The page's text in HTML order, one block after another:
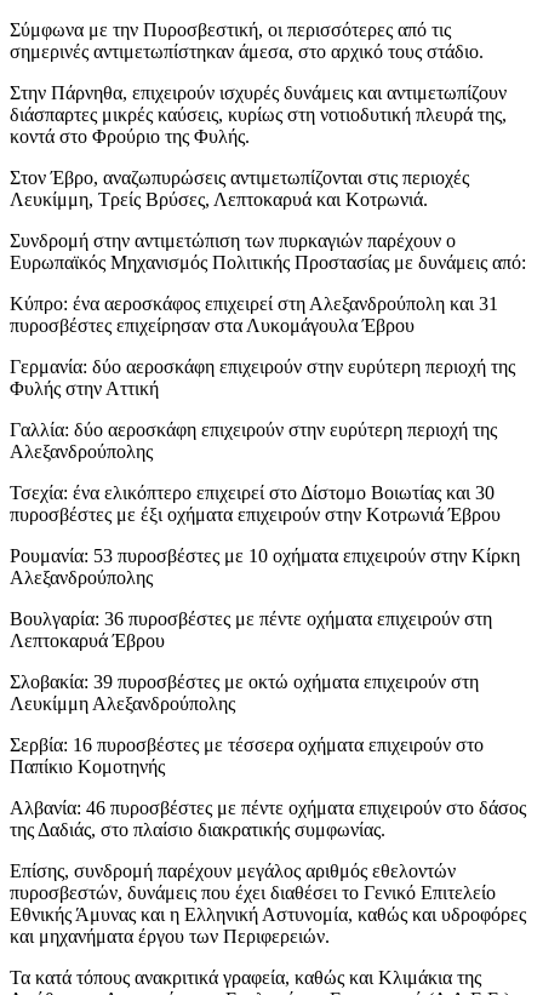
Σύμφωνα με την Πυροσβεστική, οι περισσότερες από τις
σημερινές αντιμετωπίστηκαν άμεσα, στο αρχικό τους στάδιο.
Στην Πάρνηθα, επιχειρούν ισχυρές δυνάμεις και αντιμετωπίζουν
διάσπαρτες μικρές καύσεις, κυρίως στη νοτιοδυτική πλευρά της,
κοντά στο Φρούριο της Φυλής.
Στον Έβρο, αναζωπυρώσεις αντιμετωπίζονται στις περιοχές
Λευκίμμη, Τρείς Βρύσες, Λεπτοκαρυά και Κοτρωνιά.
Συνδρομή στην αντιμετώπιση των πυρκαγιών παρέχουν ο
Ευρωπαϊκός Μηχανισμός Πολιτικής Προστασίας με δυνάμεις από:
Κύπρο: ένα αεροσκάφος επιχειρεί στη Αλεξανδρούπολη και 31
πυροσβέστες επιχείρησαν στα Λυκομάγουλα Έβρου
Γερμανία: δύο αεροσκάφη επιχειρούν στην ευρύτερη περιοχή της
Φυλής στην Αττική
Γαλλία: δύο αεροσκάφη επιχειρούν στην ευρύτερη περιοχή της
Αλεξανδρούπολης
Τσεχία: ένα ελικόπτερο επιχειρεί στο Δίστομο Βοιωτίας και 30
πυροσβέστες με έξι οχήματα επιχειρούν στην Κοτρωνιά Έβρου
Ρουμανία: 53 πυροσβέστες με 10 οχήματα επιχειρούν στην Κίρκη
Αλεξανδρούπολης
Βουλγαρία: 36 πυροσβέστες με πέντε οχήματα επιχειρούν στη
Λεπτοκαρυά Έβρου
Σλοβακία: 39 πυροσβέστες με οκτώ οχήματα επιχειρούν στη
Λευκίμμη Αλεξανδρούπολης
Σερβία: 16 πυροσβέστες με τέσσερα οχήματα επιχειρούν στο
Παπίκιο Κομοτηνής
Αλβανία: 46 πυροσβέστες με πέντε οχήματα επιχειρούν στο δάσος
της Δαδιάς, στο πλαίσιο διακρατικής συμφωνίας.
Επίσης, συνδρομή παρέχουν μεγάλος αριθμός εθελοντών
πυροσβεστών, δυνάμεις που έχει διαθέσει το Γενικό Επιτελείο
Εθνικής Άμυνας και η Ελληνική Αστυνομία, καθώς και υδροφόρες
και μηχανήματα έργου των Περιφερειών.
Τα κατά τόπους ανακριτικά γραφεία, καθώς και Κλιμάκια της